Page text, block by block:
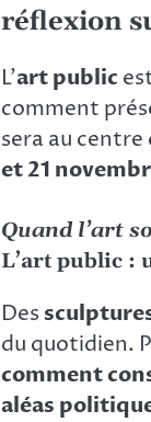
réflexion
L’art public
comment
sera au
et 21
Quand l’art
L’art public :
Des
du quotidien.
comment
aléas